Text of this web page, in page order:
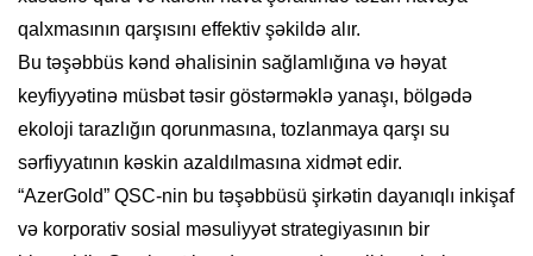
qalxmasının qarşısını effektiv şəkildə alır.
Bu təşəbbüs kənd əhalisinin sağlamlığına və həyat
keyfiyyətinə müsbət təsir göstərməklə yanaşı, bölgədə
ekoloji tarazlığın qorunmasına, tozlanmaya qarşı su
sərfiyyatının kəskin azaldılmasına xidmət edir.
“AzerGold” QSC-nin bu təşəbbüsü şirkətin dayanıqlı inkişaf
və korporativ sosial məsuliyyət strategiyasının bir